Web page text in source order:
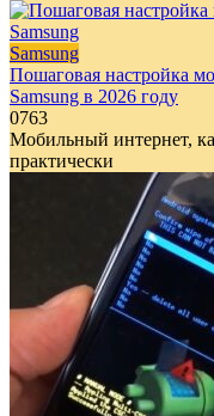
Samsung
Пошаговая настройка
Samsung в 2026 году
0763
Мобильный интернет,
практически